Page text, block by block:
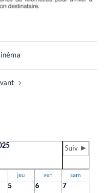
Suiv ►
jeu ven sam
5 6 7